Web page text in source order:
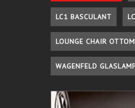
LC1 BASCULANT
LOUNGE CHAIR
WAGENFELD